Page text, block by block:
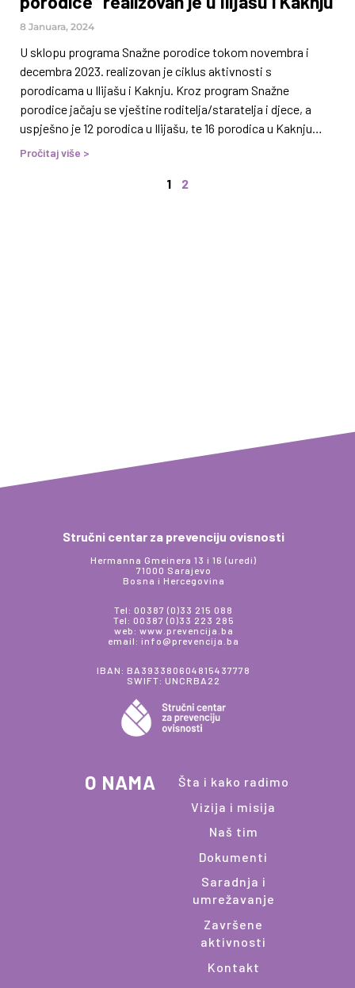
ovog programa potvrđeni su provedenim studijama prije i
poslije izvođenja programa u preko 30 zemalja svijeta. Do
8 Januara, 2024
U sklopu programa Snažne porodice tokom novembra i
decembra 2023. realizovan je ciklus aktivnosti s
porodicama u Ilijašu i Kaknju. Kroz program Snažne
porodice jačaju se vještine roditelja/staratelja i djece, a
uspješno je 12 porodica u Ilijašu, te 16 porodica u Kaknju
ojačalo porodične odnose i međusobnu
kontinuirano doprinosi kvaliteti provedbe programa, o
Pročitaj više >
1 2
Stručni centar za prevenciju ovisnosti
Hermanna Gmeinera 13 i 16 (uredi)
71000 Sarajevo
Bosna i Hercegovina
Tel: 00387 (0)33 215 088
Tel: 00387 (0)33 223 285
web: www.prevencija.ba
email: info@prevencija.ba
IBAN: BA393380604815437778
SWIFT: UNCRBA22
O NAMA
Šta i kako radimo
Vizija i misija
Naš tim
Dokumenti
Saradnja i
umrežavanje
Završene
aktivnosti
Kontakt